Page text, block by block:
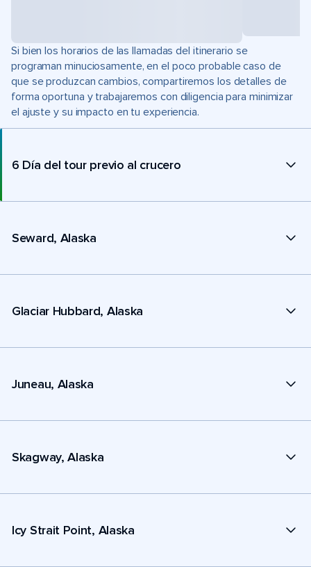
Si bien los horarios de las llamadas del itinerario se
programan minuciosamente, en el poco probable caso de
que se produzcan cambios, compartiremos los detalles de
forma oportuna y trabajaremos con diligencia para minimizar
el ajuste y su impacto en tu experiencia.
6 Día del tour previo al crucero
Seward, Alaska
Glaciar Hubbard, Alaska
Juneau, Alaska
Skagway, Alaska
Icy Strait Point, Alaska